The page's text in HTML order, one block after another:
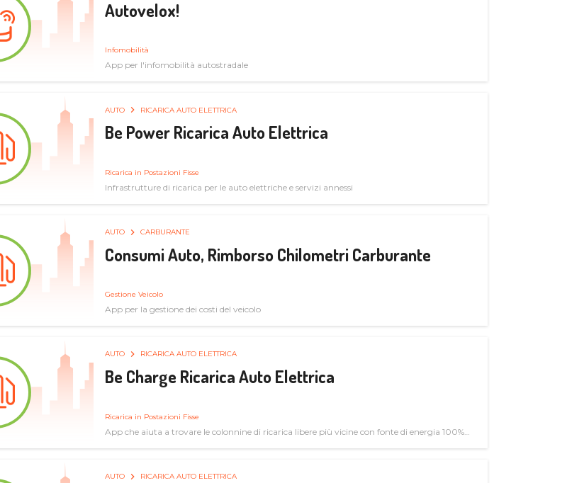
Autovelox!
Infomobilità
App per l'infomobilità autostradale
AUTO RICARICA AUTO ELETTRICA
Be Power Ricarica Auto Elettrica
Ricarica in Postazioni Fisse
Infrastrutture di ricarica per le auto elettriche e servizi annessi
AUTO CARBURANTE
Consumi Auto, Rimborso Chilometri Carburante
Gestione Veicolo
App per la gestione dei costi del veicolo
AUTO RICARICA AUTO ELETTRICA
Be Charge Ricarica Auto Elettrica
Ricarica in Postazioni Fisse
App che aiuta a trovare le colonnine di ricarica libere più vicine con fonte di energia 100%
AUTO RICARICA AUTO ELETTRICA